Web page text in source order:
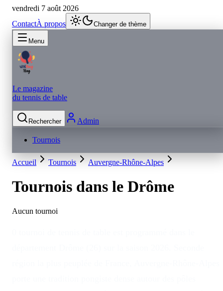
vendredi 7 août 2026
ContactÀ propos Changer de thème
Menu
Le magazine
du tennis de table
Rechercher Admin
Tournois
Accueil Tournois Auvergne-Rhône-Alpes
Tournois dans le Drôme
Aucun tournoi